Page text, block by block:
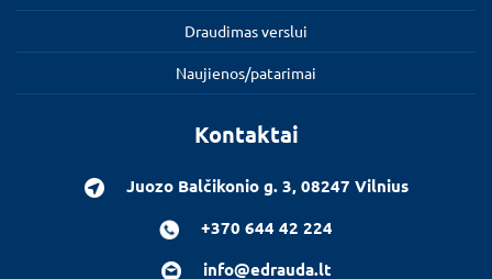
Draudimas verslui
Naujienos/patarimai
Kontaktai
Juozo Balčikonio g. 3, 08247 Vilnius
+370 644 42 224
info@edrauda.lt